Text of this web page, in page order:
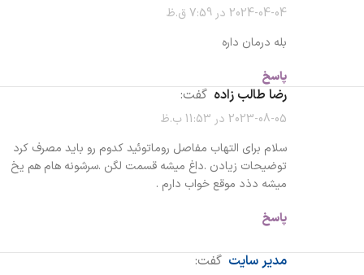
2024-04-04 در 7:59 ق.ظ
بله درمان داره
پاسخ
رضا طالب زاده گفت:
2023-08-05 در 11:53 ب.ظ
سلام برای التهاب مفاصل روماتوئید کدوم رو باید مصرف کرد
توضیحات زیادن .داغ میشه قسمت لگن .سرشونه هام هم یخ
میشه دذد موقع خواب دارم .
پاسخ
مدیر سایت گفت: